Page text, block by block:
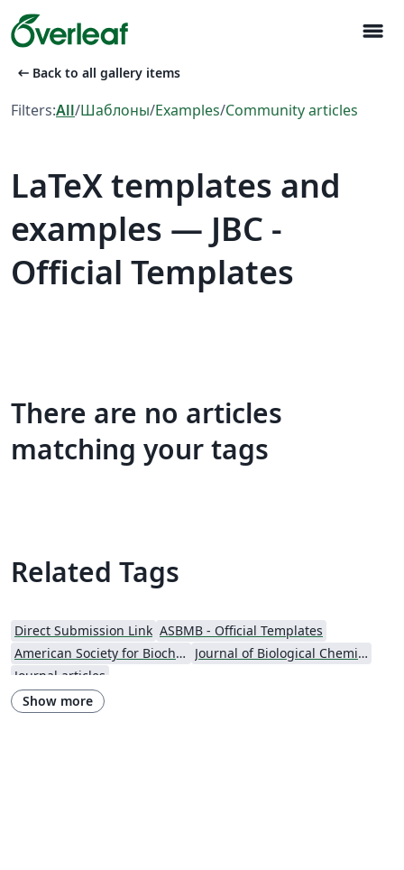
menu
arrow_left_alt Back to all gallery items
Filters:All/Шаблоны/Examples/Community articles
LaTeX templates and
examples — JBC -
Official Templates
There are no articles
matching your tags
Related Tags
Direct Submission Link ASBMB - Official Templates
American Society for Biochemistry and Molecular Biology (ASBMB)
Journal of Biological Chemistry (JBC)
Journal articles
Show more